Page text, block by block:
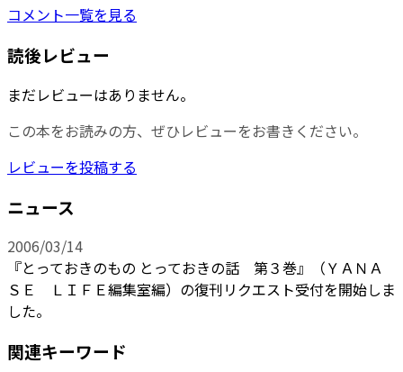
コメント一覧を見る
読後レビュー
まだレビューはありません。
この本をお読みの方、ぜひレビューをお書きください。
レビューを投稿する
ニュース
2006/03/14
『とっておきのもの とっておきの話 第３巻』（ＹＡＮＡ
ＳＥ ＬＩＦＥ編集室編）の復刊リクエスト受付を開始しま
した。
関連キーワード